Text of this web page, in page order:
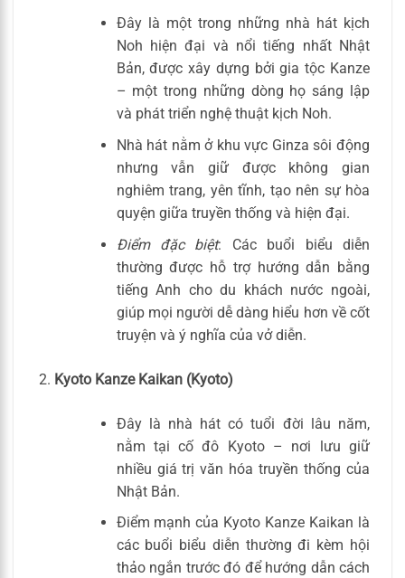
Đây là một trong những nhà hát kịch
Noh hiện đại và nổi tiếng nhất Nhật
Bản, được xây dựng bởi gia tộc Kanze
– một trong những dòng họ sáng lập
và phát triển nghệ thuật kịch Noh.
Nhà hát nằm ở khu vực Ginza sôi động
nhưng vẫn giữ được không gian
nghiêm trang, yên tĩnh, tạo nên sự hòa
quyện giữa truyền thống và hiện đại.
Điểm đặc biệt: Các buổi biểu diễn
thường được hỗ trợ hướng dẫn bằng
tiếng Anh cho du khách nước ngoài,
giúp mọi người dễ dàng hiểu hơn về cốt
truyện và ý nghĩa của vở diễn.
Kyoto Kanze Kaikan (Kyoto)
Đây là nhà hát có tuổi đời lâu năm,
nằm tại cố đô Kyoto – nơi lưu giữ
nhiều giá trị văn hóa truyền thống của
Nhật Bản.
Điểm mạnh của Kyoto Kanze Kaikan là
các buổi biểu diễn thường đi kèm hội
thảo ngắn trước đó để hướng dẫn cách